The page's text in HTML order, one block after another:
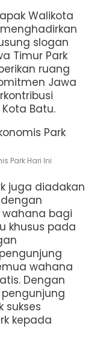
Walikota
slogan
Timur Park
ruang
Jawa
Batu.
Park Hari Ini
juga diadakan
bagi
khusus pada
wahana
Dengan
sukses
kepada